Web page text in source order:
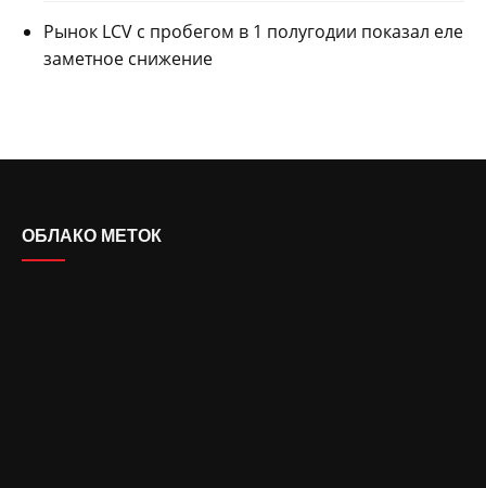
Рынок LCV с пробегом в 1 полугодии показал еле
заметное снижение
ОБЛАКО МЕТОК